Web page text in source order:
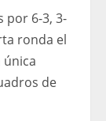
por 6-3, 3-
ronda el
única
de